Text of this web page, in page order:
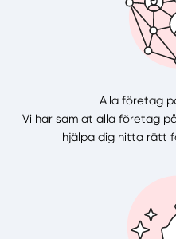
Alla företag
Vi har samlat alla företag
hjälpa dig hitta rätt